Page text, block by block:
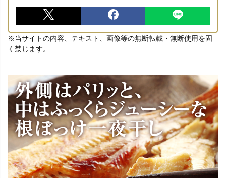
※当サイトの内容、テキスト、画像等の無断転載・無断使用を固
く禁じます。